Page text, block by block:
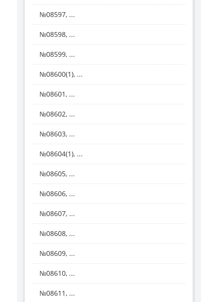
№08597, ...
№08598, ...
№08599, ...
№08600(1), ...
№08601, ...
№08602, ...
№08603, ...
№08604(1), ...
№08605, ...
№08606, ...
№08607, ...
№08608, ...
№08609, ...
№08610, ...
№08611, ...